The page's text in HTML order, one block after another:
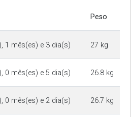
Peso
1 mês(es) e 3 dia(s) 27 kg
0 mês(es) e 5 dia(s) 26.8 kg
0 mês(es) e 2 dia(s) 26.7 kg